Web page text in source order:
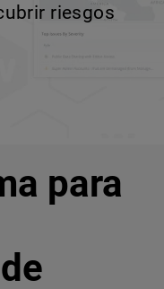
alta velocidad.
riesgos
pas
para